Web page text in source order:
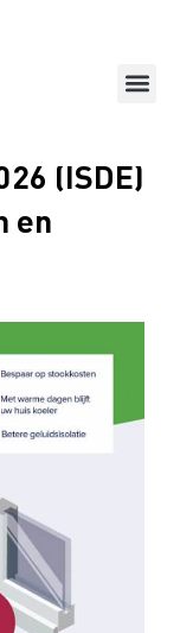
(ISDE)
en